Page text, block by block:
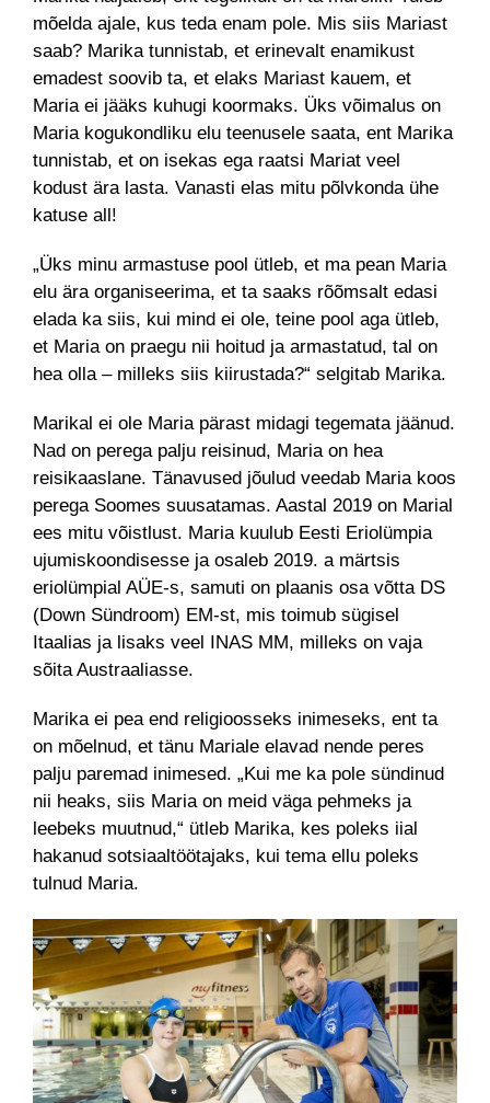
mõelda ajale, kus teda enam pole. Mis siis Mariast
saab? Marika tunnistab, et erinevalt enamikust
emadest soovib ta, et elaks Mariast kauem, et
Maria ei jääks kuhugi koormaks. Üks võimalus on
Maria kogukondliku elu teenusele saata, ent Marika
tunnistab, et on isekas ega raatsi Mariat veel
kodust ära lasta. Vanasti elas mitu põlvkonda ühe
katuse all!
„Üks minu armastuse pool ütleb, et ma pean Maria
elu ära organiseerima, et ta saaks rõõmsalt edasi
elada ka siis, kui mind ei ole, teine pool aga ütleb,
et Maria on praegu nii hoitud ja armastatud, tal on
hea olla – milleks siis kiirustada?“ selgitab Marika.
Marikal ei ole Maria pärast midagi tegemata jäänud.
Nad on perega palju reisinud, Maria on hea
reisikaaslane. Tänavused jõulud veedab Maria koos
perega Soomes suusatamas. Aastal 2019 on Marial
ees mitu võistlust. Maria kuulub Eesti Eriolümpia
ujumiskoondisesse ja osaleb 2019. a märtsis
eriolümpial AÜE-s, samuti on plaanis osa võtta DS
(Down Sündroom) EM-st, mis toimub sügisel
Itaalias ja lisaks veel INAS MM, milleks on vaja
sõita Austraaliasse.
Marika ei pea end religioosseks inimeseks, ent ta
on mõelnud, et tänu Mariale elavad nende peres
palju paremad inimesed. „Kui me ka pole sündinud
nii heaks, siis Maria on meid väga pehmeks ja
leebeks muutnud,“ ütleb Marika, kes poleks iial
hakanud sotsiaaltöötajaks, kui tema ellu poleks
tulnud Maria.